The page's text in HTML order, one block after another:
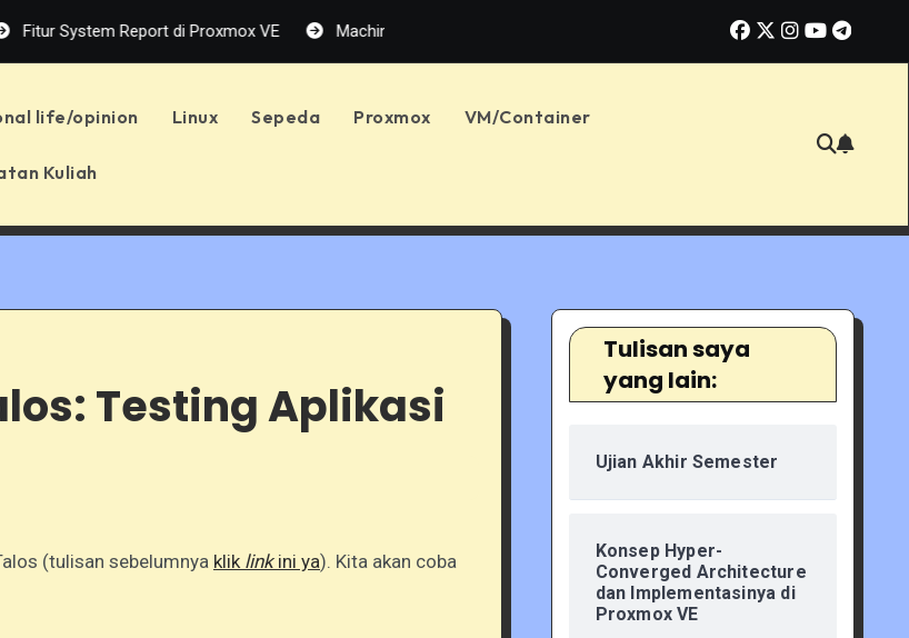
Report di Proxmox VE Machine Learning: Memahami MAE, RMSE, dan MAPE untuk Menilai Akurasi Prediksi
life/opinion Linux Sepeda Proxmox VM/Container
Kuliah
Testing Aplikasi
(tulisan sebelumnya klik linkini ya). Kita akan coba
Tulisan saya
yang lain:
Ujian Akhir Semester
Konsep Hyper-
Converged Architecture
dan Implementasinya di
Proxmox VE